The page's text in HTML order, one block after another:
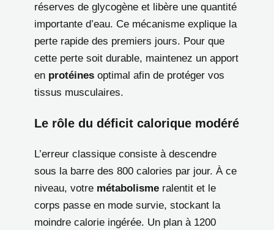
réserves de glycogène et libère une quantité
importante d’eau. Ce mécanisme explique la
perte rapide des premiers jours. Pour que
cette perte soit durable, maintenez un apport
en protéines optimal afin de protéger vos
tissus musculaires.
Le rôle du déficit calorique modéré
L’erreur classique consiste à descendre
sous la barre des 800 calories par jour. À ce
niveau, votre métabolisme ralentit et le
corps passe en mode survie, stockant la
moindre calorie ingérée. Un plan à 1200